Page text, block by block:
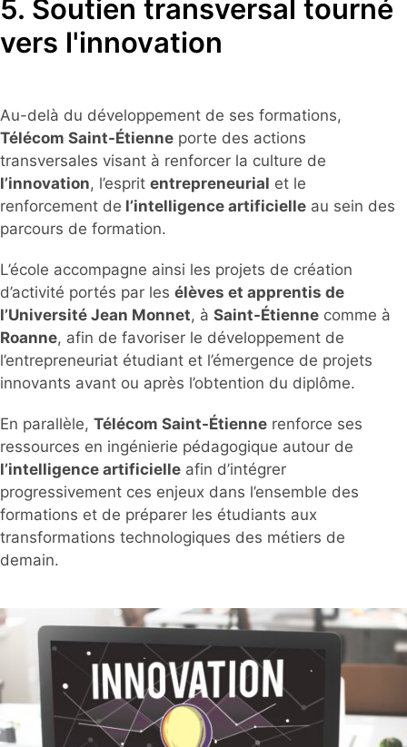
5. Soutien transversal tourné
vers l'innovation
Au-delà du développement de ses formations,
Télécom Saint-Étienne porte des actions
transversales visant à renforcer la culture de
l’innovation, l’esprit entrepreneurial et le
renforcement de l’intelligence artificielle au sein des
parcours de formation.
L’école accompagne ainsi les projets de création
d’activité portés par les élèves et apprentis de
l’Université Jean Monnet, à Saint-Étienne comme à
Roanne, afin de favoriser le développement de
l’entrepreneuriat étudiant et l’émergence de projets
innovants avant ou après l’obtention du diplôme.
En parallèle, Télécom Saint-Étienne renforce ses
ressources en ingénierie pédagogique autour de
l’intelligence artificielle afin d’intégrer
progressivement ces enjeux dans l’ensemble des
formations et de préparer les étudiants aux
transformations technologiques des métiers de
demain.